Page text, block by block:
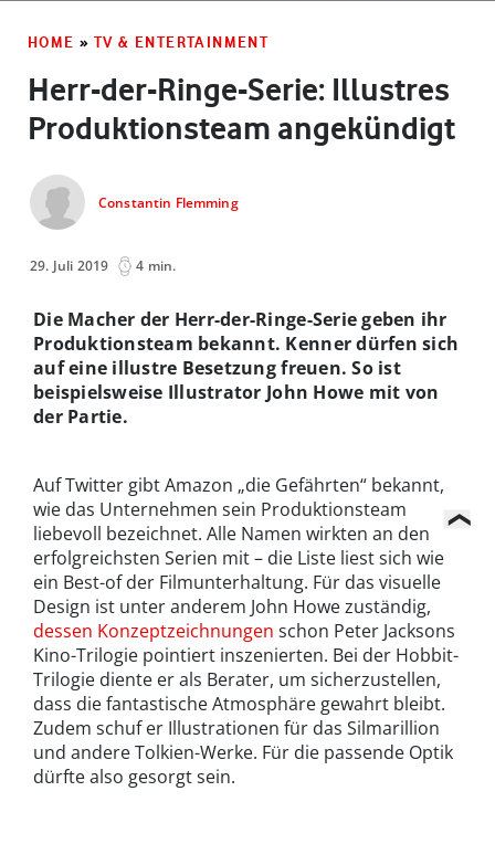
HOME » TV & ENTERTAINMENT
Herr-der-Ringe-Serie: Illustres
Produktionsteam angekündigt
Constantin Flemming
29. Juli 2019 4 min.
Die Macher der Herr-der-Ringe-Serie geben ihr
Produktionsteam bekannt. Kenner dürfen sich
auf eine illustre Besetzung freuen. So ist
beispielsweise Illustrator John Howe mit von
der Partie.
Auf Twitter gibt Amazon „die Gefährten“ bekannt,
wie das Unternehmen sein Produktionsteam
liebevoll bezeichnet. Alle Namen wirkten an den
erfolgreichsten Serien mit – die Liste liest sich wie
ein Best-of der Filmunterhaltung. Für das visuelle
Design ist unter anderem John Howe zuständig,
dessen Konzeptzeichnungen schon Peter Jacksons
Kino-Trilogie pointiert inszenierten. Bei der Hobbit-
Trilogie diente er als Berater, um sicherzustellen,
dass die fantastische Atmosphäre gewahrt bleibt.
Zudem schuf er Illustrationen für das Silmarillion
und andere Tolkien-Werke. Für die passende Optik
dürfte also gesorgt sein.